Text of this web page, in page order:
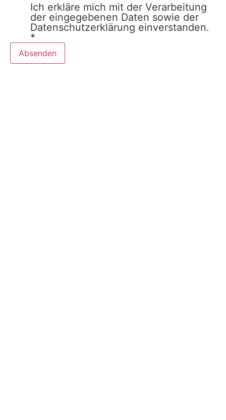
Ich erkläre mich mit der Verarbeitung
der eingegebenen Daten sowie der
Datenschutzerklärung einverstanden.
*
Absenden